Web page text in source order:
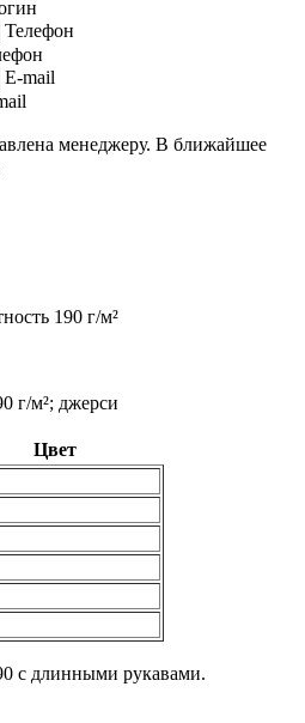
Телефон
E-mail
менеджеру. В ближайшее
190 г/м²
г/м²; джерси
Цвет
с длинными рукавами.